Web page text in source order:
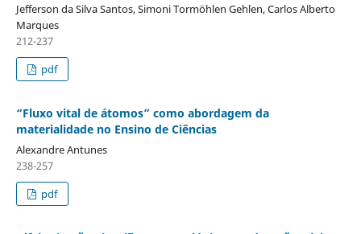
Jefferson da Silva Santos, Simoni Tormöhlen Gehlen, Carlos Alberto
Marques
212-237
pdf
“Fluxo vital de átomos” como abordagem da
materialidade no Ensino de Ciências
Alexandre Antunes
238-257
pdf